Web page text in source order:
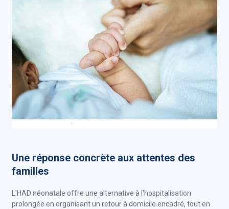
Une réponse concrète aux attentes des
familles
L'HAD néonatale offre une alternative à l'hospitalisation
prolongée en organisant un retour à domicile encadré, tout en